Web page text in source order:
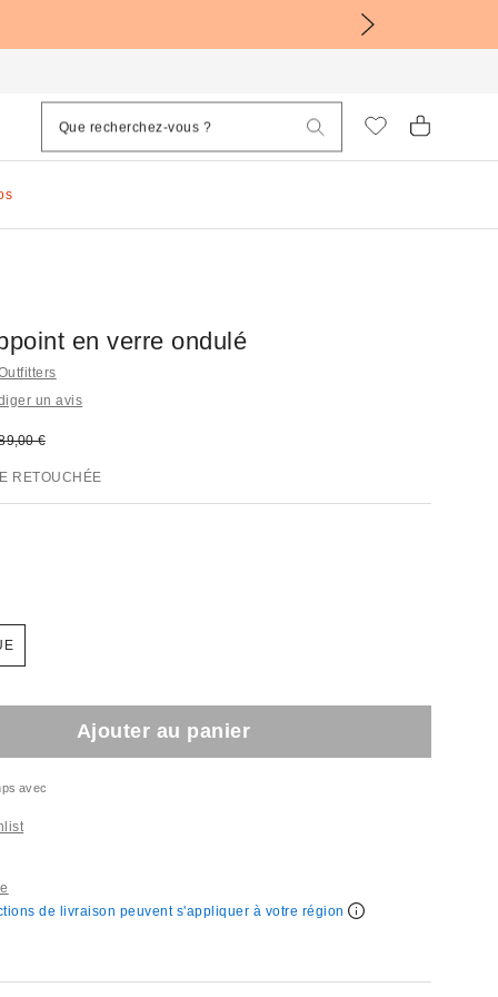
en verre ondulé
un avis
:
d'origine :
€
RETOUCHÉE
Ajouter au panier
avec
de livraison peuvent s'appliquer à votre région